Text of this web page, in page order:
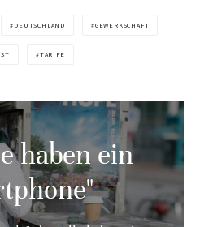
DEUTSCHLAND GEWERKSCHAFT
TARIFE
haben ein